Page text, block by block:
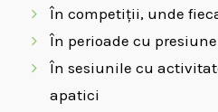
În competiții, unde
În perioade cu
În sesiunile cu
apatici